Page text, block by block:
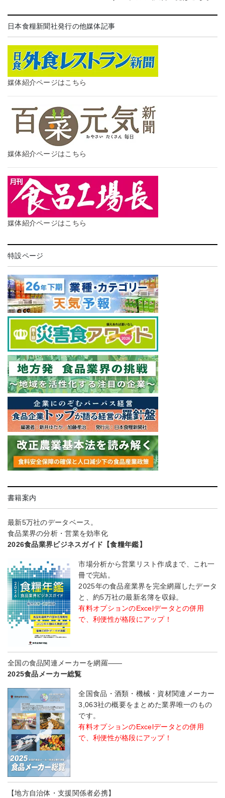
日本食糧新聞社発行の他媒体記事
媒体紹介ページはこちら
媒体紹介ページはこちら
媒体紹介ページはこちら
特設ページ
書籍案内
最新5万社のデータベース。
食品業界の分析・営業を効率化
2026食品業界ビジネスガイド【食糧年鑑】
市場分析から営業リスト作成まで、これ一
冊で完結。
2025年の食品産業界を完全網羅したデータ
と、約5万社の最新名簿を収録。
有料オプションのExcelデータとの併用
で、利便性が格段にアップ！
全国の食品関連メーカーを網羅――
2025食品メーカー総覧
全国食品・酒類・機械・資材関連メーカー
3,063社の概要をまとめた業界唯一のもの
です。
有料オプションのExcelデータとの併用
で、利便性が格段にアップ！
【地方自治体・支援関係者必携】